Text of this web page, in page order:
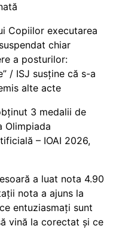
Copiilor executarea
chiar
a posturilor:
/ ISJ susține că s-a
alte acte
3 medalii de
Olimpiada
– IOAI 2026,
a luat nota 4.90
nota a ajuns la
entuziasmați sunt
vină la corectat și ce